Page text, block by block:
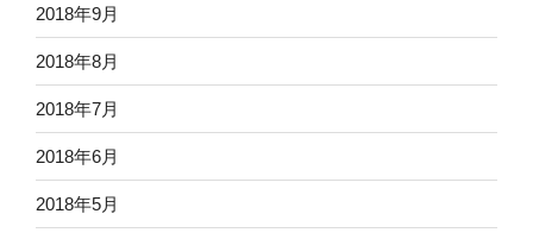
2018年9月
2018年8月
2018年7月
2018年6月
2018年5月